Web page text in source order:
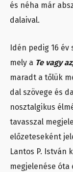
és néha már
dalaival.
Idén pedig 16
mely a Te vagy
maradt a tőlük
dal szövege és
nosztalgikus
tavasszal
előzeteseként
Lantos P. István
megjelenése óta